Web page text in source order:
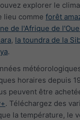
explorer le
lieu comme forêt
de l'Afrique de
, la toundra de la
.
horaires depuis
peuvent être
. Téléchargez des
la température, le